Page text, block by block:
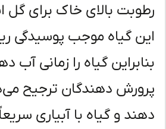
رطوبت بالای خاک برای
این گیاه موجب پوسیدگی
بنابراین گیاه را زمانی
پرورش دهندگان ترجیح
دهند و گیاه با آبیاری